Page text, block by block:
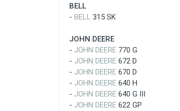
BELL
- BELL 315 SK
JOHN DEERE
- JOHN DEERE 770 G
- JOHN DEERE 672 D
- JOHN DEERE 670 D
- JOHN DEERE 640 H
- JOHN DEERE 640 G III
- JOHN DEERE 622 GP